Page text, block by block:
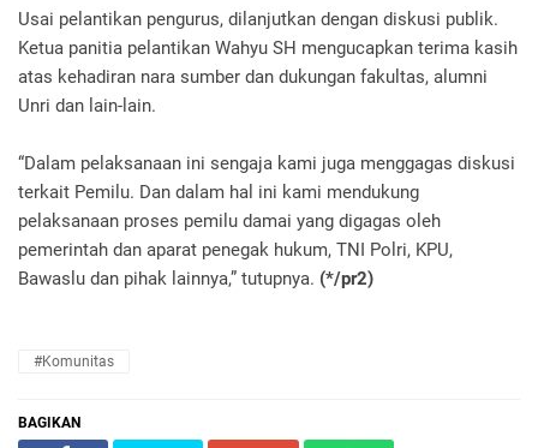
Usai pelantikan pengurus, dilanjutkan dengan diskusi publik.
Ketua panitia pelantikan Wahyu SH mengucapkan terima kasih
atas kehadiran nara sumber dan dukungan fakultas, alumni
Unri dan lain-lain.
“Dalam pelaksanaan ini sengaja kami juga menggagas diskusi
terkait Pemilu. Dan dalam hal ini kami mendukung
pelaksanaan proses pemilu damai yang digagas oleh
pemerintah dan aparat penegak hukum, TNI Polri, KPU,
Bawaslu dan pihak lainnya,” tutupnya. (*/pr2)
#Komunitas
BAGIKAN